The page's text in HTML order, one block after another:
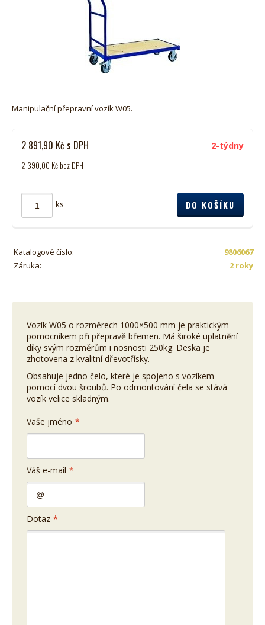
Manipulační přepravní vozík W05.
2-týdny
2 891,90 Kč s DPH
2 390,00 Kč bez DPH
ks
Katalogové číslo:
9806067
Záruka:
2 roky
Vozík W05 o rozměrech 1000×500 mm je praktickým
pomocníkem při přepravě břemen. Má široké uplatnění
díky svým rozměrům i nosnosti 250kg. Deska je
zhotovena z kvalitní dřevotřísky.
Obsahuje jedno čelo, které je spojeno s vozíkem
pomocí dvou šroubů. Po odmontování čela se stává
vozík velice skladným.
Vaše jméno *
Váš e-mail *
Dotaz *